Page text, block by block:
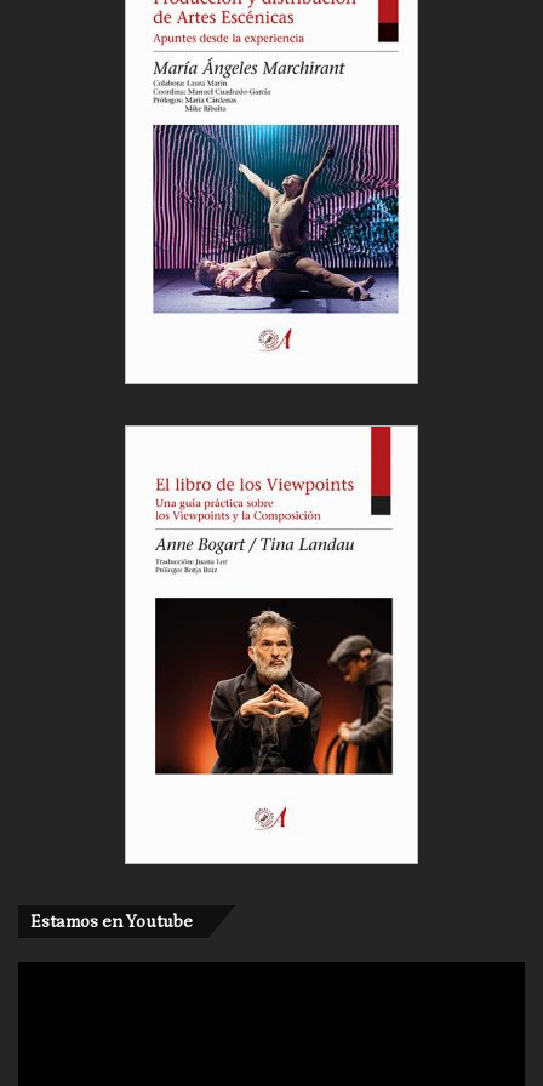
también pilares de esta edición.
So de Cop
, transforma elementos naturales y
dispositivos mecánicos en una sinfonía visual y
sonora que redescubre la belleza y el misterio de lo
Ça marche, es una instalación
participativa que invita al público a ser creador
activo, utilizando el arte foley para completar la
ausencia sonora y reflexionar sobre las narrativas
colectivas que construimos.
intensifica la relación entre cuerpo y arquitectura,
permitiendo al público experimentar el entorno del
Gaiás a través del movimiento y el sonido.
, de la compañía surcoreana
, el tiempo y el desgaste son el centro de
una meditación poética que cuestiona nuestra
percepción de lo inanimado, reflexionando sobre la
pérdida, la adaptación y la transformación.
delColectivo D’elas
reivindica la espontaneidad como motor creativo,
ampliando así su conexión con el territorio.
Estamos en Youtube